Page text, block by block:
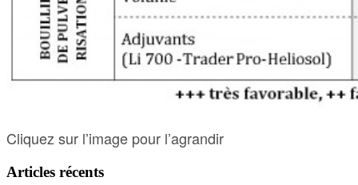
Cliquez sur l’image pour l’agrandir
Articles récents